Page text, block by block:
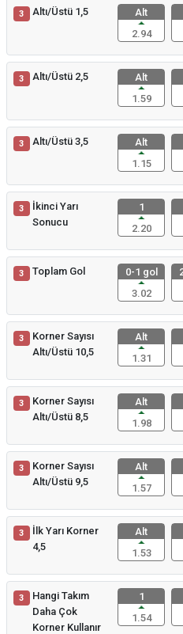
3 Altı/Üstü 1,5
Alt
2.94
3 Altı/Üstü 2,5
Alt
1.59
3 Altı/Üstü 3,5
Alt
1.15
3
İkinci Yarı
Sonucu
1
2.20
3 Toplam Gol
0-1 gol
3.02
3
Korner Sayısı
Altı/Üstü 10,5
Alt
1.31
3
Korner Sayısı
Altı/Üstü 8,5
Alt
1.98
3
Korner Sayısı
Altı/Üstü 9,5
Alt
1.57
3
İlk Yarı Korner
4,5
Alt
1.53
3
Hangi Takım
Daha Çok
Korner Kullanır
1
1.54